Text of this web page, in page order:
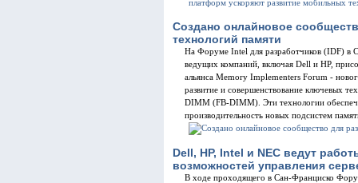
Создано онлайновое
технологий памяти
На Форуме Intel для разработчиков (IDF) в
ведущих компаний, включая Dell и HP,
альянса Memory Implementers Forum -
развитие и совершенствование ключевых
DIMM (FB-DIMM). Эти технологии
производительность новых подсистем
Dell, HP, Intel и NEC ведут
возможностей управления
В ходе проходящего в Сан-Франциско